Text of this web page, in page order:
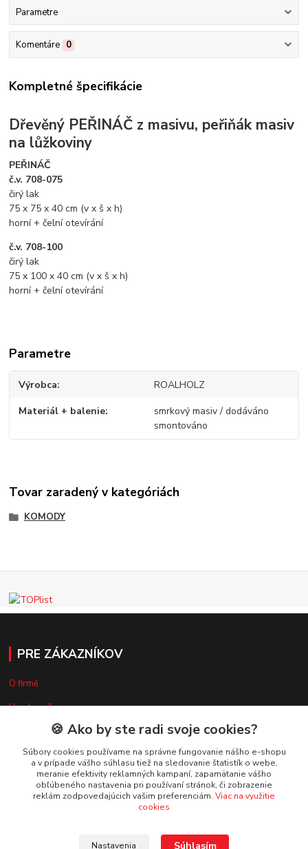
Parametre
Komentáre 0
Kompletné špecifikácie
Dřevěný PEŘINÁČ z masivu, peřiňák masiv
na lůžkoviny
PEŘINÁČ
č.v. 708-075
čirý lak
75 x 75 x 40 cm (v x š x h)
horní + čelní otevírání
č.v. 708-100
čirý lak
75 x 100 x 40 cm (v x š x h)
horní + čelní otevírání
Parametre
Výrobca ROALHOLZ
Materiál + balenie
smrkový masiv / dodáváno
smontováno
Tovar zaradený v kategóriách
KOMODY
PRE ZÁKAZNÍKOV
O firmě
Vzorkovník
VŠETKO O NÁKUPE
Doprava a platba
🍪 Ako by ste radi svoje cookies?
Súbory cookies používame na správne fungovanie nášho e-shopu
a v prípade vášho súhlasu tiež na sledovanie štatistík o webe,
meranie efektivity reklamných kampaní, zapamätanie vášho
obľúbeného nastavenia pri používaní stránok, či zobrazenie
reklám zodpovedajúcich vašim preferenciám. Viac na využitie
cookies
Nastavenia Súhlasím